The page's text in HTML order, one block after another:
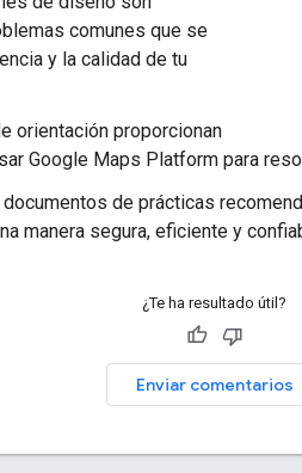
comunes que se
y la calidad de tu
orientación proporcionan
Google Maps Platform para
de prácticas
manera segura, eficiente y
¿Te ha resultado útil?
Enviar comentarios